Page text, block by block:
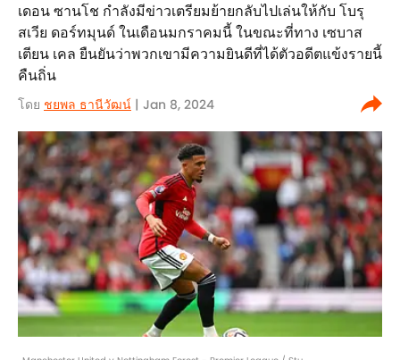
เดอน ซานโช กำลังมีข่าวเตรียมย้ายกลับไปเล่นให้กับ โบรุ
สเวีย ดอร์ทมุนด์ ในเดือนมกราคมนี้ ในขณะที่ทาง เซบาส
เตียน เคล ยืนยันว่าพวกเขามีความยินดีที่ได้ตัวอดีตแข้งรายนี้
คืนถิ่น
โดย ชยพล ธานีวัฒน์ | Jan 8, 2024